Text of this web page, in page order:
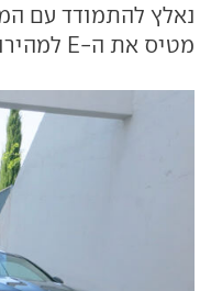
נאלץ להתמודד עם
מטיס את ה-E למהירויות אוטובאן בלי למצמץ.